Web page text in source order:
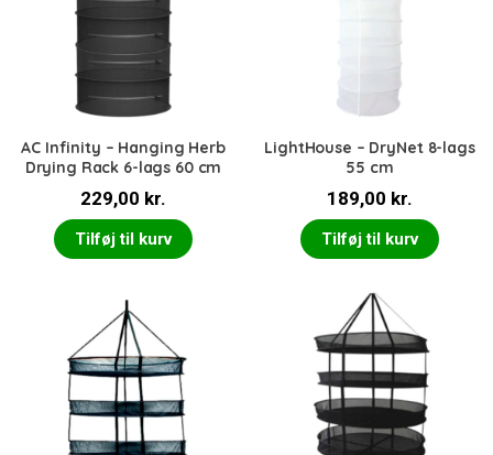
AC Infinity – Hanging Herb
Drying Rack 6-lags 60 cm
229,00 kr.
Tilføj til kurv
LightHouse – DryNet 8-lags
55 cm
189,00 kr.
Tilføj til kurv